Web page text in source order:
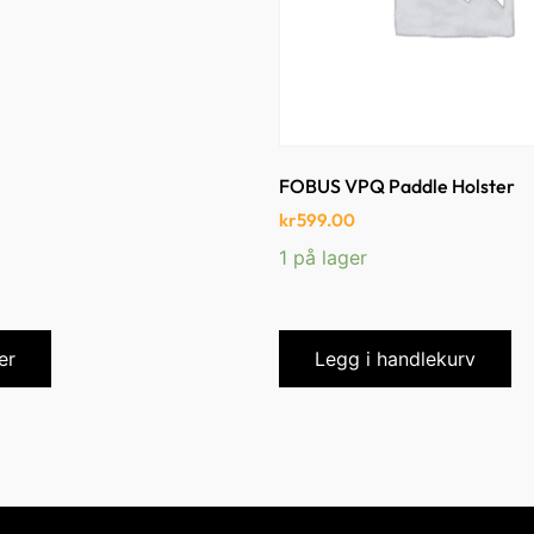
FOBUS VPQ Paddle Holster
kr599.00
1 på lager
Legg i handlekurv